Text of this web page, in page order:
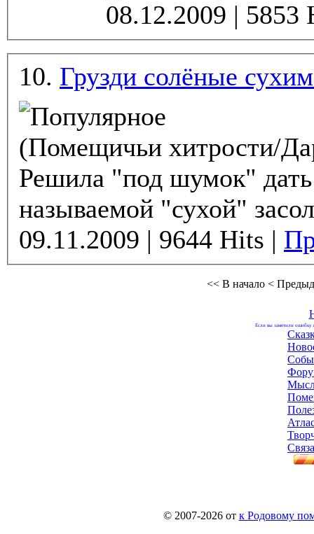
10. Грузди солёные
(Помещичьи хитрости/
Решила "под шумок"
называемой "сухой"
09.11.2009 | 9644 Hits |
<< В начало <
Если вы заметили ошибку
© 2007-2026 от к Родовому